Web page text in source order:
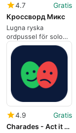
4.7
Gratis
Кроссворд Микс
Lugna ryska
ordpussel för solo
spel och
vokabulärövning
4.9
Gratis
Charades - Act it Out